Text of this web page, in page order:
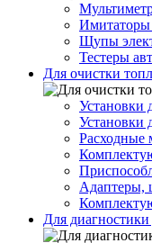
Имитаторы
Щупы
Тестеры
Для очистки
Установки
Установки
Расходные
Адаптеры,
Для диагностики